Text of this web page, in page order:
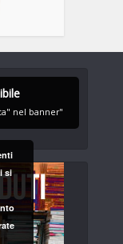
nel banner"
si